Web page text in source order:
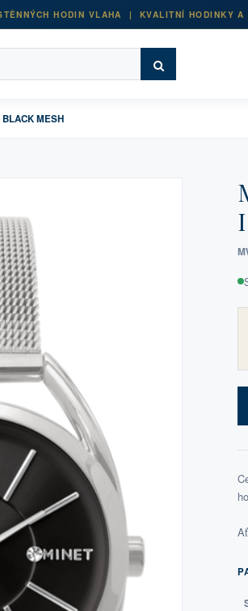
HODIN VLAHA | KVALITNÍ HODINKY A
MESH